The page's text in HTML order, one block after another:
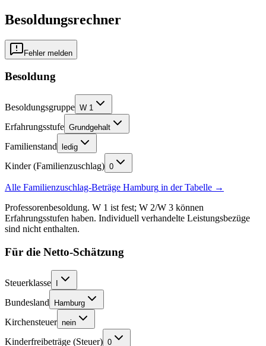
Besoldungsrechner
Fehler melden
Besoldung
Besoldungsgruppe W 1
Erfahrungsstufe Grundgehalt
Familienstand ledig
Kinder (Familienzuschlag) 0
Alle Familienzuschlag-Beträge Hamburg in der Tabelle →
Professorenbesoldung. W 1 ist fest; W 2/W 3 können
Erfahrungsstufen haben. Individuell verhandelte Leistungsbezüge
sind nicht enthalten.
Für die Netto-Schätzung
Steuerklasse I
Bundesland Hamburg
Kirchensteuer nein
Kinderfreibeträge (Steuer) 0